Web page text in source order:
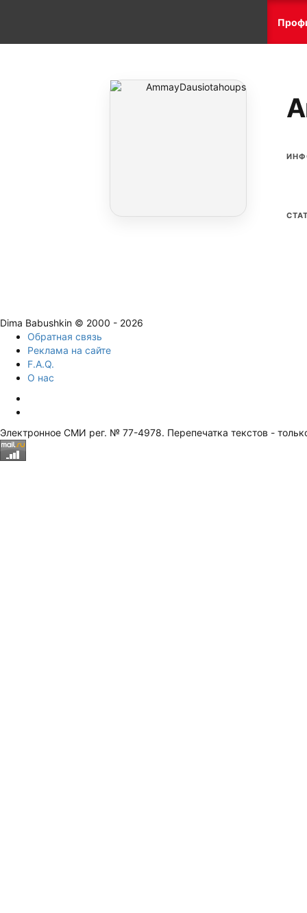
Dima Babushkin © 2000 - 2026
Обратная связь
Реклама на сайте
F.A.Q.
О нас
Электронное СМИ рег. № 77-4978. Перепечатка текстов -